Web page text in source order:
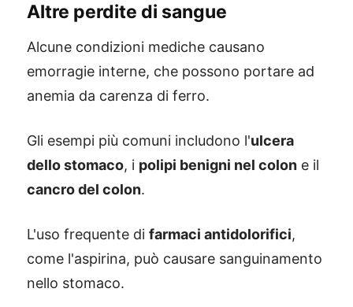
Altre perdite di sangue
Alcune condizioni mediche causano
emorragie interne, che possono portare ad
anemia da carenza di ferro.
Gli esempi più comuni includono l'ulcera
dello stomaco, i polipi benigni nel colon e il
cancro del colon.
L'uso frequente di farmaci antidolorifici,
come l'aspirina, può causare sanguinamento
nello stomaco.